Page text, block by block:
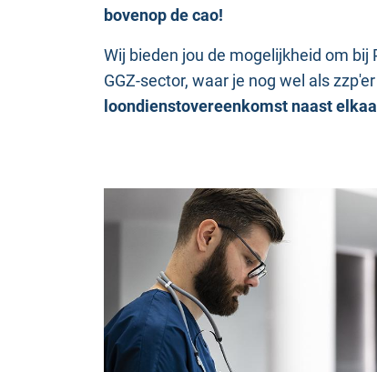
bovenop de cao!
Wij bieden jou de mogelijkheid om
GGZ-sector, waar je nog wel als
loondienstovereenkomst naast